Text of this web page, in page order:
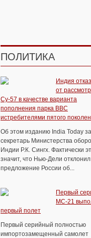
ПОЛИТИКА
Индия
от
Су-57 в качестве варианта
пополнения парка ВВС
истребителями пятого
Об этом изданию India Today
секретарь Министерства
Индии Р.К. Сингх. Фактически
значит, что Нью-Дели отклонил
предложение России об...
Первый
МС-21
первый полет
Первый серийный полностью
импортозамещенный самолет